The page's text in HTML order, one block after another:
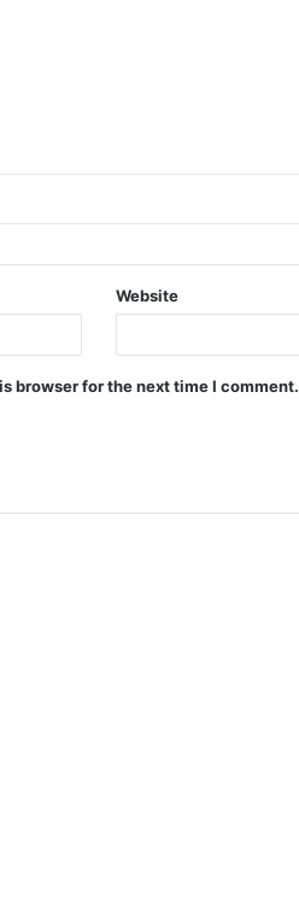
Website
browser for the next time I comment.